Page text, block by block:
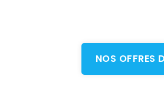
NOS OFFRES